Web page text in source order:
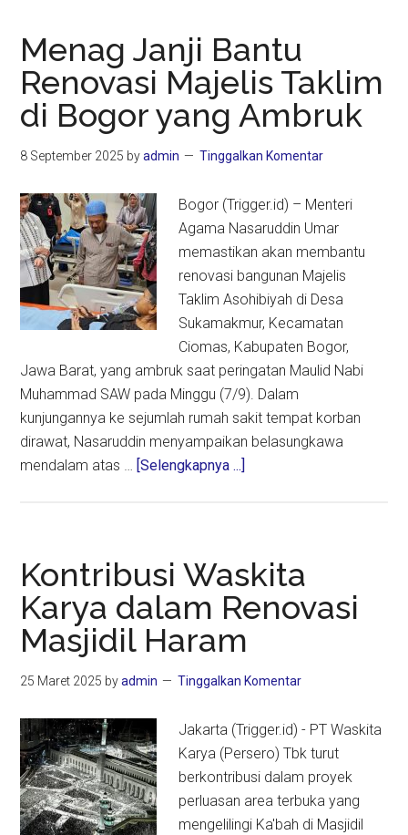
Menag Janji Bantu
Renovasi Majelis Taklim
di Bogor yang Ambruk
8 September 2025 byadmin Tinggalkan Komentar
Bogor (Trigger.id) – Menteri
Agama Nasaruddin Umar
memastikan akan membantu
renovasi bangunan Majelis
Taklim Asohibiyah di Desa
Sukamakmur, Kecamatan
Ciomas, Kabupaten Bogor,
Jawa Barat, yang ambruk saat peringatan Maulid Nabi
Muhammad SAW pada Minggu (7/9). Dalam
kunjungannya ke sejumlah rumah sakit tempat korban
dirawat, Nasaruddin menyampaikan belasungkawa
mendalam atas … [Selengkapnya ...]
Renovasi
Majelis
Taklim
Bogor
yang
Kontribusi Waskita
Karya dalam Renovasi
Masjidil Haram
25 Maret 2025 byadmin Tinggalkan Komentar
Jakarta (Trigger.id) - PT Waskita
Karya (Persero) Tbk turut
berkontribusi dalam proyek
perluasan area terbuka yang
mengelilingi Ka'bah di Masjidil